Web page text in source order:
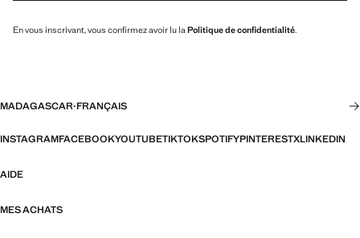
En vous inscrivant, vous confirmez avoir lu la Politique de confidentialité.
MADAGASCAR·FRANÇAIS
INSTAGRAMFACEBOOKYOUTUBETIKTOKSPOTIFYPINTERESTXLINKEDIN
AIDE
MES ACHATS